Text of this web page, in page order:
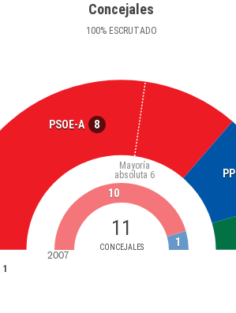
Concejales
100%ESCRUTADO
PSOE-A 8
PP
11
CONCEJALES
Mayoría
absoluta 6
1
10
1
2007